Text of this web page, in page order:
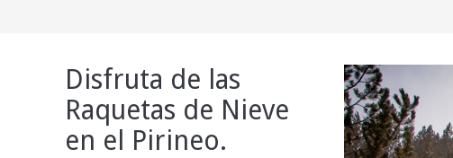
Disfruta de las
Raquetas de Nieve
en el Pirineo.